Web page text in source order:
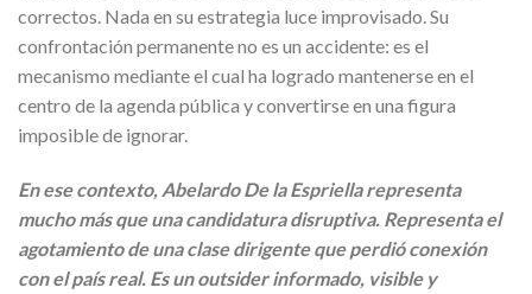
correctos. Nada en su estrategia luce improvisado. Su
confrontación permanente no es un accidente: es el
mecanismo mediante el cual ha logrado mantenerse en el
centro de la agenda pública y convertirse en una figura
imposible de ignorar.
En ese contexto, Abelardo De la Espriella representa
mucho más que una candidatura disruptiva. Representa el
agotamiento de una clase dirigente que perdió conexión
con el país real. Es un outsider informado, visible y